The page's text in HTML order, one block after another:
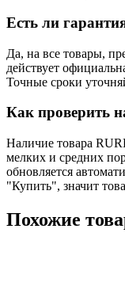
Есть ли
Да, на все товары,
действует
Точные сроки
Как проверить
Наличие товара
мелких и средних
обновляется
"Купить", значит
Похожие